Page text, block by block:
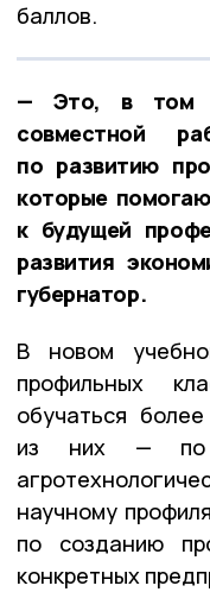
баллов.
— Это, в том
совместной
по развитию
которые
к будущей
развития
губернатор.
В новом
профильных
обучаться
из них — по
научному
по созданию
конкретных